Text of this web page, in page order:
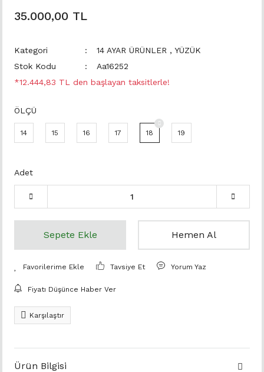
35.000,00 TL
Kategori 14 AYAR ÜRÜNLER , YÜZÜK
Stok Kodu
Aa16252
*12.444,83 TL den başlayan taksitlerle!
ÖLÇÜ
14 15 16 17 18 19
Adet
Sepete Ekle Hemen Al
Tavsiye Et Yorum Yaz
Fiyatı Düşünce Haber Ver
Karşılaştır
Ürün Bilgisi